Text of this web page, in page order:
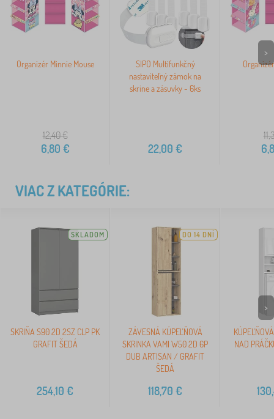
Organizér Minnie Mouse
12,40€
6,80 €
SIPO Multifunkčný
nastaviteľný zámok na
skrine a zásuvky - 6ks
22,00 €
>
VIAC Z KATEGÓRIE:
SKLADOM
SKRIŇA S90 2D 2SZ CLP PK
GRAFIT ŠEDÁ
254,10 €
DO 14 DNÍ
ZÁVESNÁ KÚPEĽŇOVÁ
SKRINKA VAMI W50 2D 6P
DUB ARTISAN / GRAFIT
ŠEDÁ
118,70 €
NAD
>